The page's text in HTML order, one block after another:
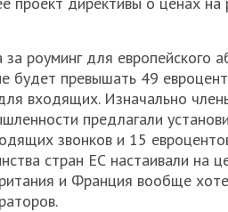
роуминг для европейского
будет превышать 49
входящих. Изначально
предлагали
звонков и 15
стран ЕС настаивали на
и Франция вообще